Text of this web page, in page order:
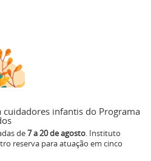
cuidadores infantis do Programa
de7 a 20 de agosto. Instituto
reserva para atuação em cinco